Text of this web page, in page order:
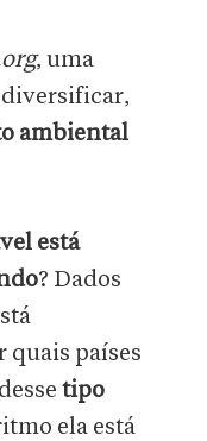
, uma
diversificar,
ambiental
está
? Dados
quais países
tipo
ela está